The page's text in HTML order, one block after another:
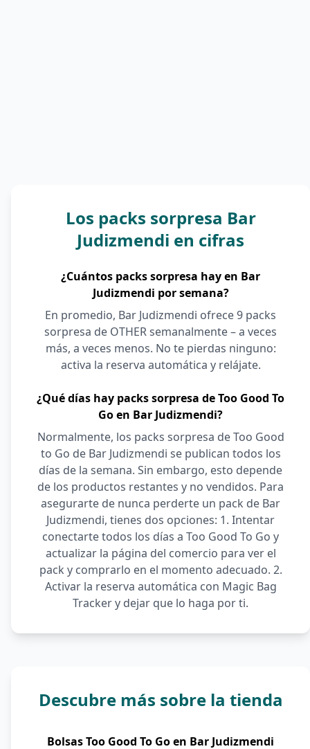
Los packs sorpresa Bar
Judizmendi en cifras
¿Cuántos packs sorpresa hay en Bar
Judizmendi por semana?
En promedio, Bar Judizmendi ofrece 9 packs
sorpresa de OTHER semanalmente – a veces
más, a veces menos. No te pierdas ninguno:
activa la reserva automática y relájate.
¿Qué días hay packs sorpresa de Too Good To
Go en Bar Judizmendi?
Normalmente, los packs sorpresa de Too Good
to Go de Bar Judizmendi se publican todos los
días de la semana. Sin embargo, esto depende
de los productos restantes y no vendidos. Para
asegurarte de nunca perderte un pack de Bar
Judizmendi, tienes dos opciones: 1. Intentar
conectarte todos los días a Too Good To Go y
actualizar la página del comercio para ver el
pack y comprarlo en el momento adecuado. 2.
Activar la reserva automática con Magic Bag
Tracker y dejar que lo haga por ti.
Descubre más sobre la tienda
Bolsas Too Good To Go en Bar Judizmendi